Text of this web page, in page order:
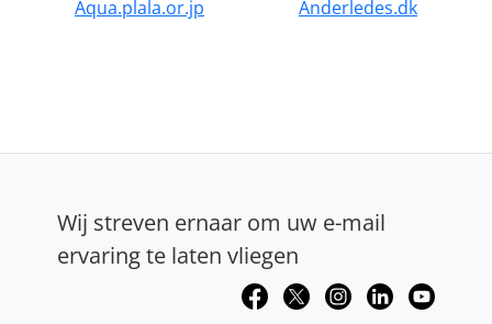
Aqua.plala.or.jp
Anderledes.dk
Wij streven ernaar om uw e-mail
ervaring te laten vliegen